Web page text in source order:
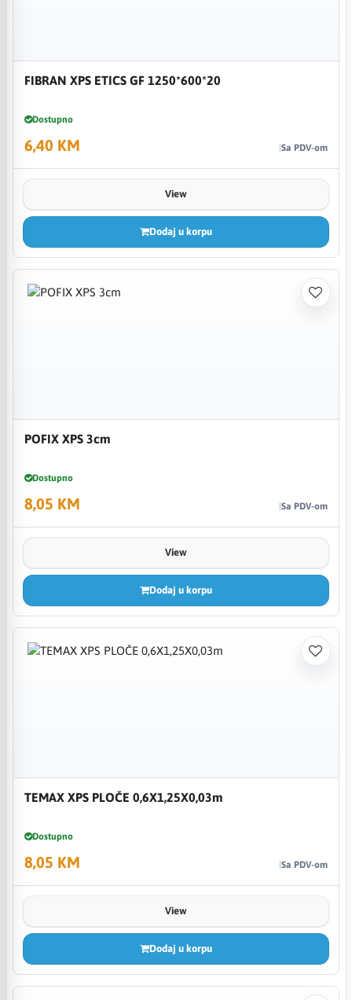
FIBRAN XPS ETICS GF 1250*600*20
Dostupno
6,40 KM Sa PDV-om
View
Dodaj u korpu
POFIX XPS 3cm
Dostupno
8,05 KM Sa PDV-om
View
Dodaj u korpu
TEMAX XPS PLOČE 0,6X1,25X0,03m
Dostupno
8,05 KM Sa PDV-om
View
Dodaj u korpu